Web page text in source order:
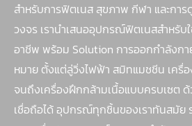
สำหรับการฟิตเนส สุขภาพ กีฬา และกา
วงจร เรานำเสนออุปกรณ์ฟิตเนสสำหรับ
อาชีพ พร้อม Solution การออกกำลังก
หมาย ตั้งแต่ลู่วิ่งไฟฟ้า สมิทแมชชีน เครื่อ
จนถึงเครื่องฝึกกล้ามเนื้อแบบครบเซต
เชื่อถือได้ อุปกรณ์ทุกชิ้นของเราทันสมัย